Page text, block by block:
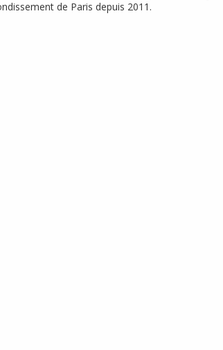
de Paris depuis 2011.